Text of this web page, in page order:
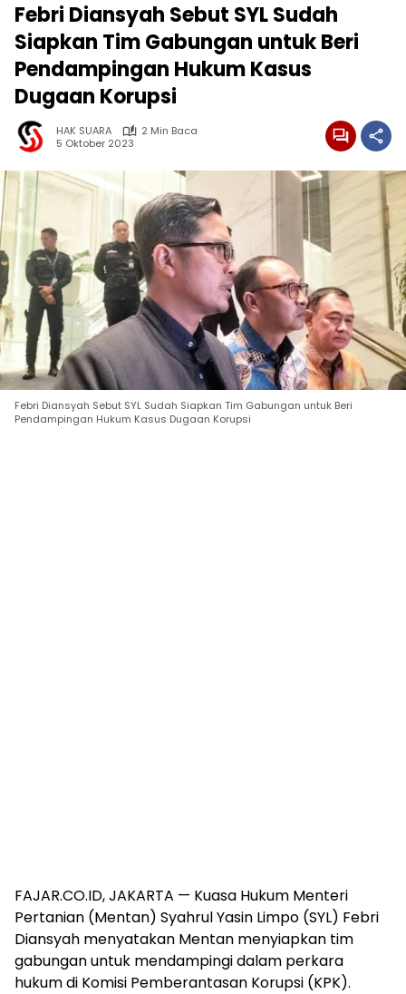
Febri Diansyah Sebut SYL Sudah
Siapkan Tim Gabungan untuk Beri
Pendampingan Hukum Kasus
Dugaan Korupsi
HAK SUARA
2 Min Baca
5 Oktober 2023
Febri Diansyah Sebut SYL Sudah Siapkan Tim Gabungan untuk Beri
Pendampingan Hukum Kasus Dugaan Korupsi
FAJAR.CO.ID, JAKARTA — Kuasa Hukum Menteri
Pertanian (Mentan) Syahrul Yasin Limpo (SYL) Febri
Diansyah menyatakan Mentan menyiapkan tim
gabungan untuk mendampingi dalam perkara
hukum di Komisi Pemberantasan Korupsi (KPK).